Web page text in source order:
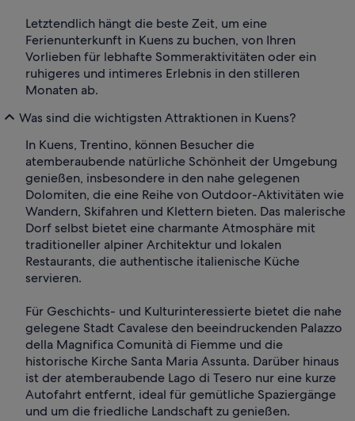
Letztendlich hängt die beste Zeit, um eine
Ferienunterkunft in Kuens zu buchen, von Ihren
Vorlieben für lebhafte Sommeraktivitäten oder ein
ruhigeres und intimeres Erlebnis in den stilleren
Monaten ab.
Was sind die wichtigsten Attraktionen in Kuens?
In Kuens, Trentino, können Besucher die
atemberaubende natürliche Schönheit der Umgebung
genießen, insbesondere in den nahe gelegenen
Dolomiten, die eine Reihe von Outdoor-Aktivitäten wie
Wandern, Skifahren und Klettern bieten. Das malerische
Dorf selbst bietet eine charmante Atmosphäre mit
traditioneller alpiner Architektur und lokalen
Restaurants, die authentische italienische Küche
servieren.
Für Geschichts- und Kulturinteressierte bietet die nahe
gelegene Stadt Cavalese den beeindruckenden Palazzo
della Magnifica Comunità di Fiemme und die
historische Kirche Santa Maria Assunta. Darüber hinaus
ist der atemberaubende Lago di Tesero nur eine kurze
Autofahrt entfernt, ideal für gemütliche Spaziergänge
und um die friedliche Landschaft zu genießen.